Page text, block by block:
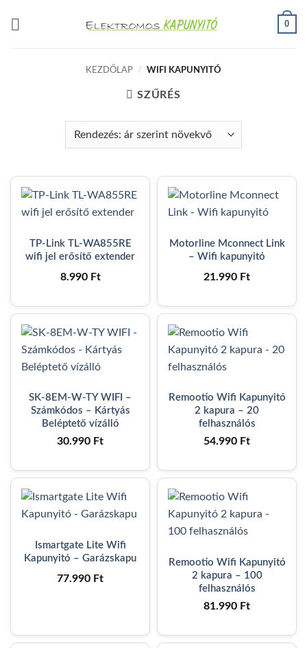
0
KEZDŐLAP / WIFI KAPUNYITÓ
SZŰRÉS
TP-Link TL-WA855RE
wifi jel erősítő extender
8.990 Ft
Motorline Mconnect Link
– Wifi kapunyitó
21.990 Ft
SK-8EM-W-TY WIFI –
Számkódos – Kártyás
Beléptető vízálló
30.990 Ft
Remootio Wifi Kapunyitó
2 kapura – 20
felhasználós
54.990 Ft
Ismartgate Lite Wifi
Kapunyitó – Garázskapu
77.990 Ft
Remootio Wifi Kapunyitó
2 kapura – 100
felhasználós
81.990 Ft